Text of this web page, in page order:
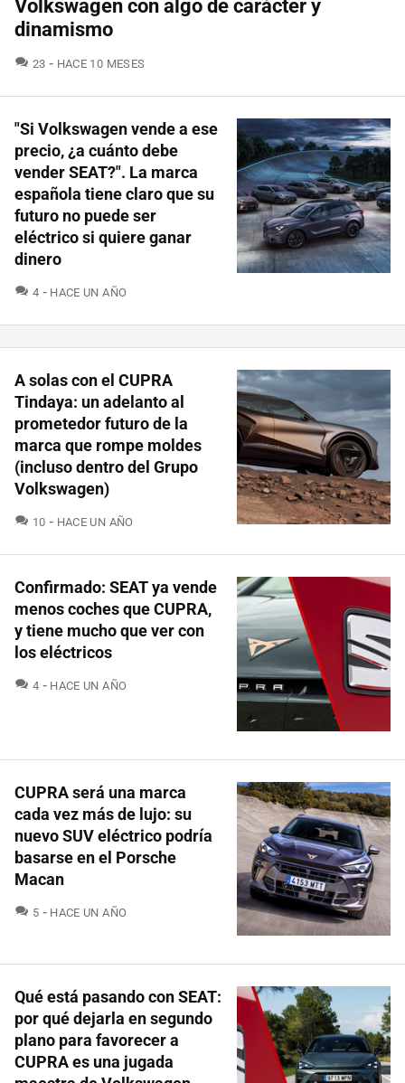
Volkswagen con algo de carácter y
dinamismo
23 COMENTARIOS
HACE 10 MESES
"Si Volkswagen vende a ese
precio, ¿a cuánto debe
vender SEAT?". La marca
española tiene claro que su
futuro no puede ser
eléctrico si quiere ganar
dinero
4 COMENTARIOS
HACE UN AÑO
A solas con el CUPRA
Tindaya: un adelanto al
prometedor futuro de la
marca que rompe moldes
(incluso dentro del Grupo
Volkswagen)
10 COMENTARIOS
HACE UN AÑO
Confirmado: SEAT ya vende
menos coches que CUPRA,
y tiene mucho que ver con
los eléctricos
4 COMENTARIOS
HACE UN AÑO
CUPRA será una marca
cada vez más de lujo: su
nuevo SUV eléctrico podría
basarse en el Porsche
Macan
5 COMENTARIOS
HACE UN AÑO
Qué está pasando con SEAT:
por qué dejarla en segundo
plano para favorecer a
CUPRA es una jugada